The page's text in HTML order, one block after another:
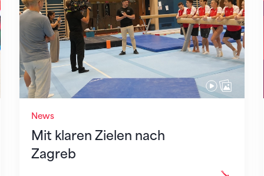
News
Mit klaren Zielen nach
Zagreb